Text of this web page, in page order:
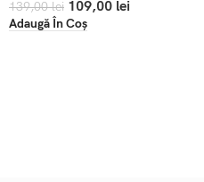
139,00lei 109,00 lei
Adaugă În Coș